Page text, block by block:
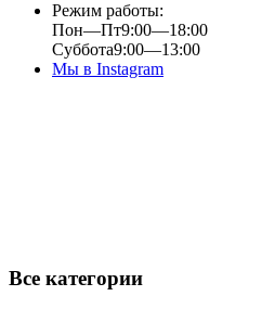
Режим работы:
Пон—Пт9:00—18:00
Суббота9:00—13:00
Мы в Instagram
Все категории